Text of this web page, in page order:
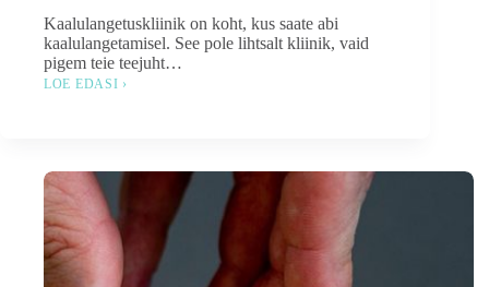
Kaalulangetuskliinik on koht, kus saate abi
kaalulangetamisel. See pole lihtsalt kliinik, vaid
pigem teie teejuht…
LOE EDASI ›